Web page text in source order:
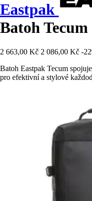
Eastpak
Batoh Tecum
2 663,00 Kč 2 086,00 Kč -
Batoh Eastpak Tecum
pro efektivní a stylové